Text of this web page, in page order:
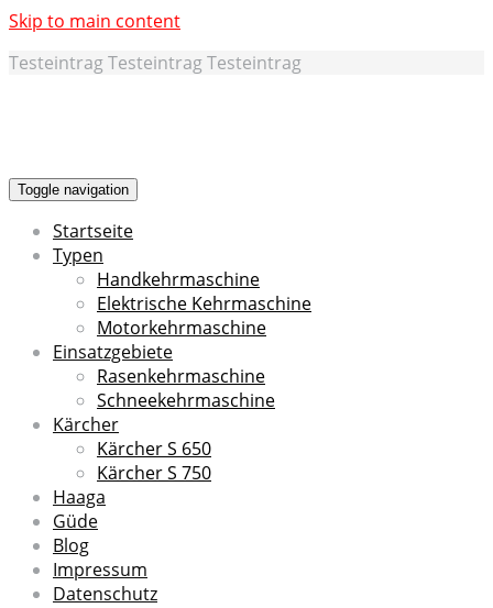
Skip to main content
Testeintrag Testeintrag Testeintrag
Toggle navigation
Startseite
Typen
Handkehrmaschine
Elektrische Kehrmaschine
Motorkehrmaschine
Einsatzgebiete
Rasenkehrmaschine
Schneekehrmaschine
Kärcher
Kärcher S 650
Kärcher S 750
Haaga
Güde
Blog
Impressum
Datenschutz